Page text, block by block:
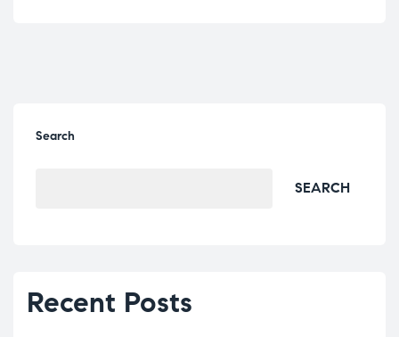
Search
SEARCH
Recent Posts